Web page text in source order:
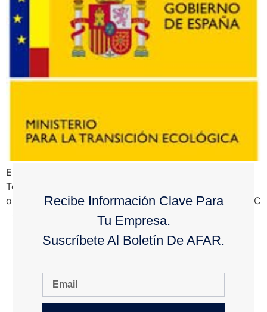
El Gobierno actualiza el Reglamento de Instalaciones
Térmicas en los Edificios (RITE) para contribuir al
objetivo de mejora de la eficiencia energética del PNIEC
Consejo de Ministros 23/03/2021 La […]
Recibe Información Clave Para
Tu Empresa.
Suscríbete Al Boletín De AFAR.